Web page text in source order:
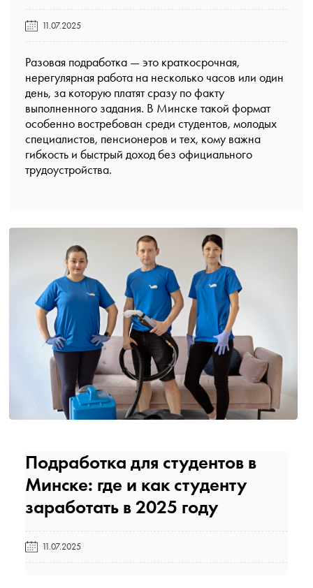
11.07.2025
Разовая подработка— это краткосрочная,
нерегулярная работа на несколько часов или один
день, за которую платят сразу по факту
выполненного задания. В Минске такой формат
особенно востребован среди студентов, молодых
специалистов, пенсионеров и тех, кому важна
гибкость и быстрый доход без официального
трудоустройства.
Подработка для студентов в
Минске: где и как студенту
заработать в 2025 году️
11.07.2025